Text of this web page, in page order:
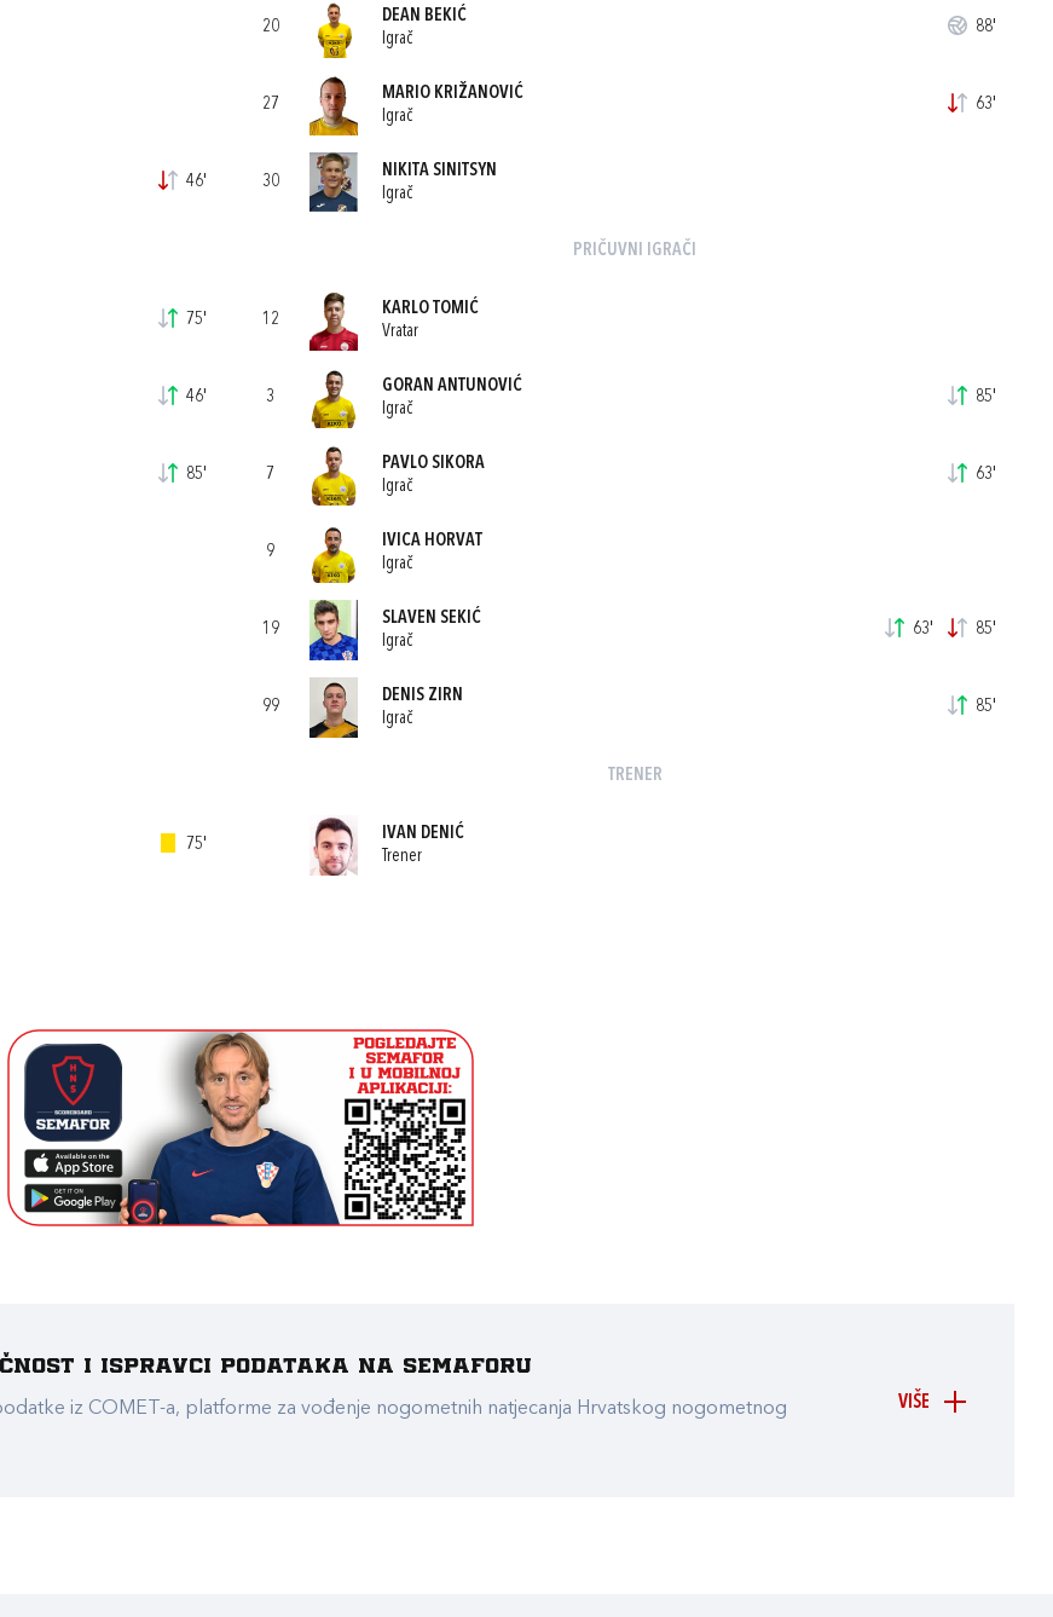
46'
75'
46'
85'
75'
20
DEAN BEKIĆ
Igrač
88'
27
MARIO KRIŽANOVIĆ
Igrač
63'
30
NIKITA SINITSYN
Igrač
PRIČUVNI IGRAČI
12
KARLO TOMIĆ
Vratar
3
GORAN ANTUNOVIĆ
Igrač
85'
7
PAVLO SIKORA
Igrač
63'
9
IVICA HORVAT
Igrač
19
SLAVEN SEKIĆ
Igrač
63' 85'
99
DENIS ZIRN
Igrač
85'
TRENER
IVAN DENIĆ
Trener
VIŠE
i ispravci podataka na Semaforu
iz COMET-a, platforme za vođenje nogometnih natjecanja Hrvatskog nogometnog